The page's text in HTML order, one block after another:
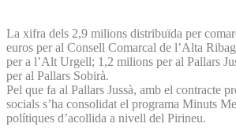
La xifra dels 2,9 milions distribuïda per
euros per al Consell Comarcal de l’Alta
per a l’Alt Urgell; 1,2 milions per al Pallars
per al Pallars Sobirà.
Pel que fa al Pallars Jussà, amb el contracte
socials s’ha consolidat el programa Minuts
polítiques d’acollida a nivell del Pirineu.